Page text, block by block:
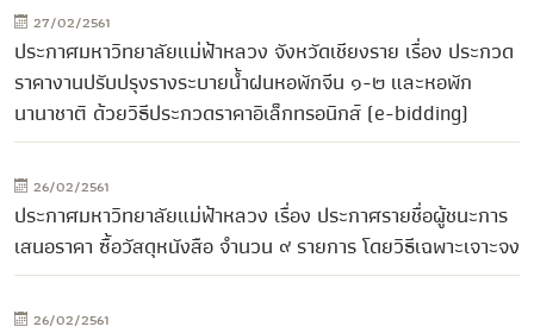
27/02/2561
ประกาศมหาวิทยาลัยแม่ฟ้าหลวง จังหวัดเชียงราย เรื่อง ประกวด
ราคางานปรับปรุงรางระบายน้ำฝนหอพักจีน ๑-๒ และหอพัก
นานาชาติ ด้วยวิธีประกวดราคาอิเล็กทรอนิกส์ (e-bidding)
26/02/2561
ประกาศมหาวิทยาลัยแม่ฟ้าหลวง เรื่อง ประกาศรายชื่อผู้ชนะการ
เสนอราคา ซื้อวัสดุหนังสือ จำนวน ๙ รายการ โดยวิธีเฉพาะเจาะจง
26/02/2561